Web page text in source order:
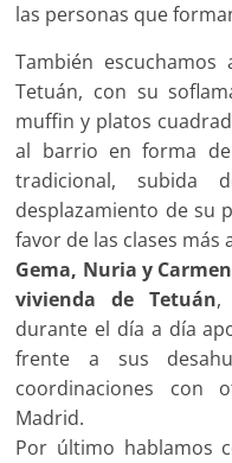
las personas que
También escuchamos
Tetuán, con su
muffin y platos
al barrio en forma
tradicional, subida
desplazamiento de su
favor de las clases más
Gema, Nuria y Carmen
vivienda de Tetuán,
durante el día a día
frente a sus
coordinaciones con
Madrid.
Por último hablamos